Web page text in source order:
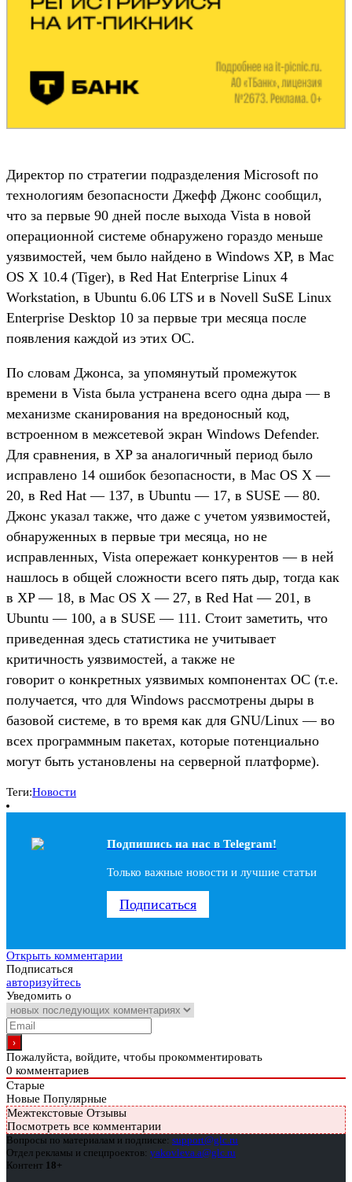
Директор по стратегии подразделения Microsoft по
технологиям безопасности Джефф Джонс сообщил,
что за первые 90 дней после выхода Vista в новой
операционной системе обнаружено гораздо меньше
уязвимостей, чем было найдено в Windows XP, в Mac
OS X 10.4 (Tiger), в Red Hat Enterprise Linux 4
Workstation, в Ubuntu 6.06 LTS и в Novell SuSE Linux
Enterprise Desktop 10 за первые три месяца после
появления каждой из этих ОС.
По словам Джонса, за упомянутый промежуток
времени в Vista была устранена всего одна дыра — в
механизме сканирования на вредоносный код,
встроенном в межсетевой экран Windows Defender.
Для сравнения, в XP за аналогичный период было
исправлено 14 ошибок безопасности, в Mac OS X —
20, в Red Hat — 137, в Ubuntu — 17, в SUSE — 80.
Джонс указал также, что даже с учетом уязвимостей,
обнаруженных в первые три месяца, но не
исправленных, Vista опережает конкурентов — в ней
нашлось в общей сложности всего пять дыр, тогда как
в XP — 18, в Mac OS X — 27, в Red Hat — 201, в
Ubuntu — 100, а в SUSE — 111. Стоит заметить, что
приведенная здесь статистика не учитывает
критичность уязвимостей, а также не
говорит о конкретных уязвимых компонентах ОС (т.е.
получается, что для Windows рассмотрены дыры в
базовой системе, в то время как для GNU/Linux — во
всех программным пакетах, которые потенциально
могут быть установлены на серверной платформе).
Теги:Новости
Подпишись на наc в Telegram!
Только важные новости и лучшие статьи
Подписаться
Открыть комментарии
Подписаться
авторизуйтесь
Уведомить о
Пожалуйста, войдите, чтобы прокомментировать
0 комментариев
Старые
Новые Популярные
Межтекстовые Отзывы
Посмотреть все комментарии
Вопросы по материалам и подписке: support@glc.ru
Отдел рекламы и спецпроектов: yakovleva.a@glc.ru
Контент 18+